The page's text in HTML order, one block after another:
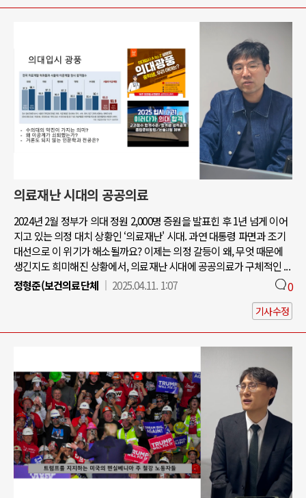
의료재난 시대의 공공의료
2024년 2월 정부가 의대 정원 2,000명 증원을 발표힌 후 1년 넘게 이어
지고 있는 의정 대치 상황인 ‘의료재난' 시대. 과연 대통령 파면과 조기
대선으로 이 위기가 해소될까요? 이제는 의정 갈등이 왜, 무엇 때문에
생긴지도 희미해진 상황에서, 의료재난 시대에 공공의료가 구체적인 ...
정형준(보건의료단체
2025.04.11. 1:07 0
기사수정